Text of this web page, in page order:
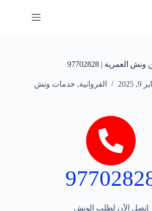
العمرية | 97702828
2025 الفروانية, خدمات ونش
إتصل الآن لطلب الونش